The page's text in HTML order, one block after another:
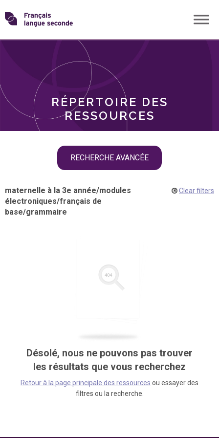
Skip
toTransformons
langue
RÉPERTOIRE DES
RESSOURCES
RECHERCHE AVANCÉE
THÈMES
maternelle à la 3e année/modules
électroniques/français de
base/grammaire
Clear filters
Désolé, nous ne pouvons pas trouver
les résultats que vous recherchez
Retour à la page principale des ressources ou essayer des
filtres ou la recherche.